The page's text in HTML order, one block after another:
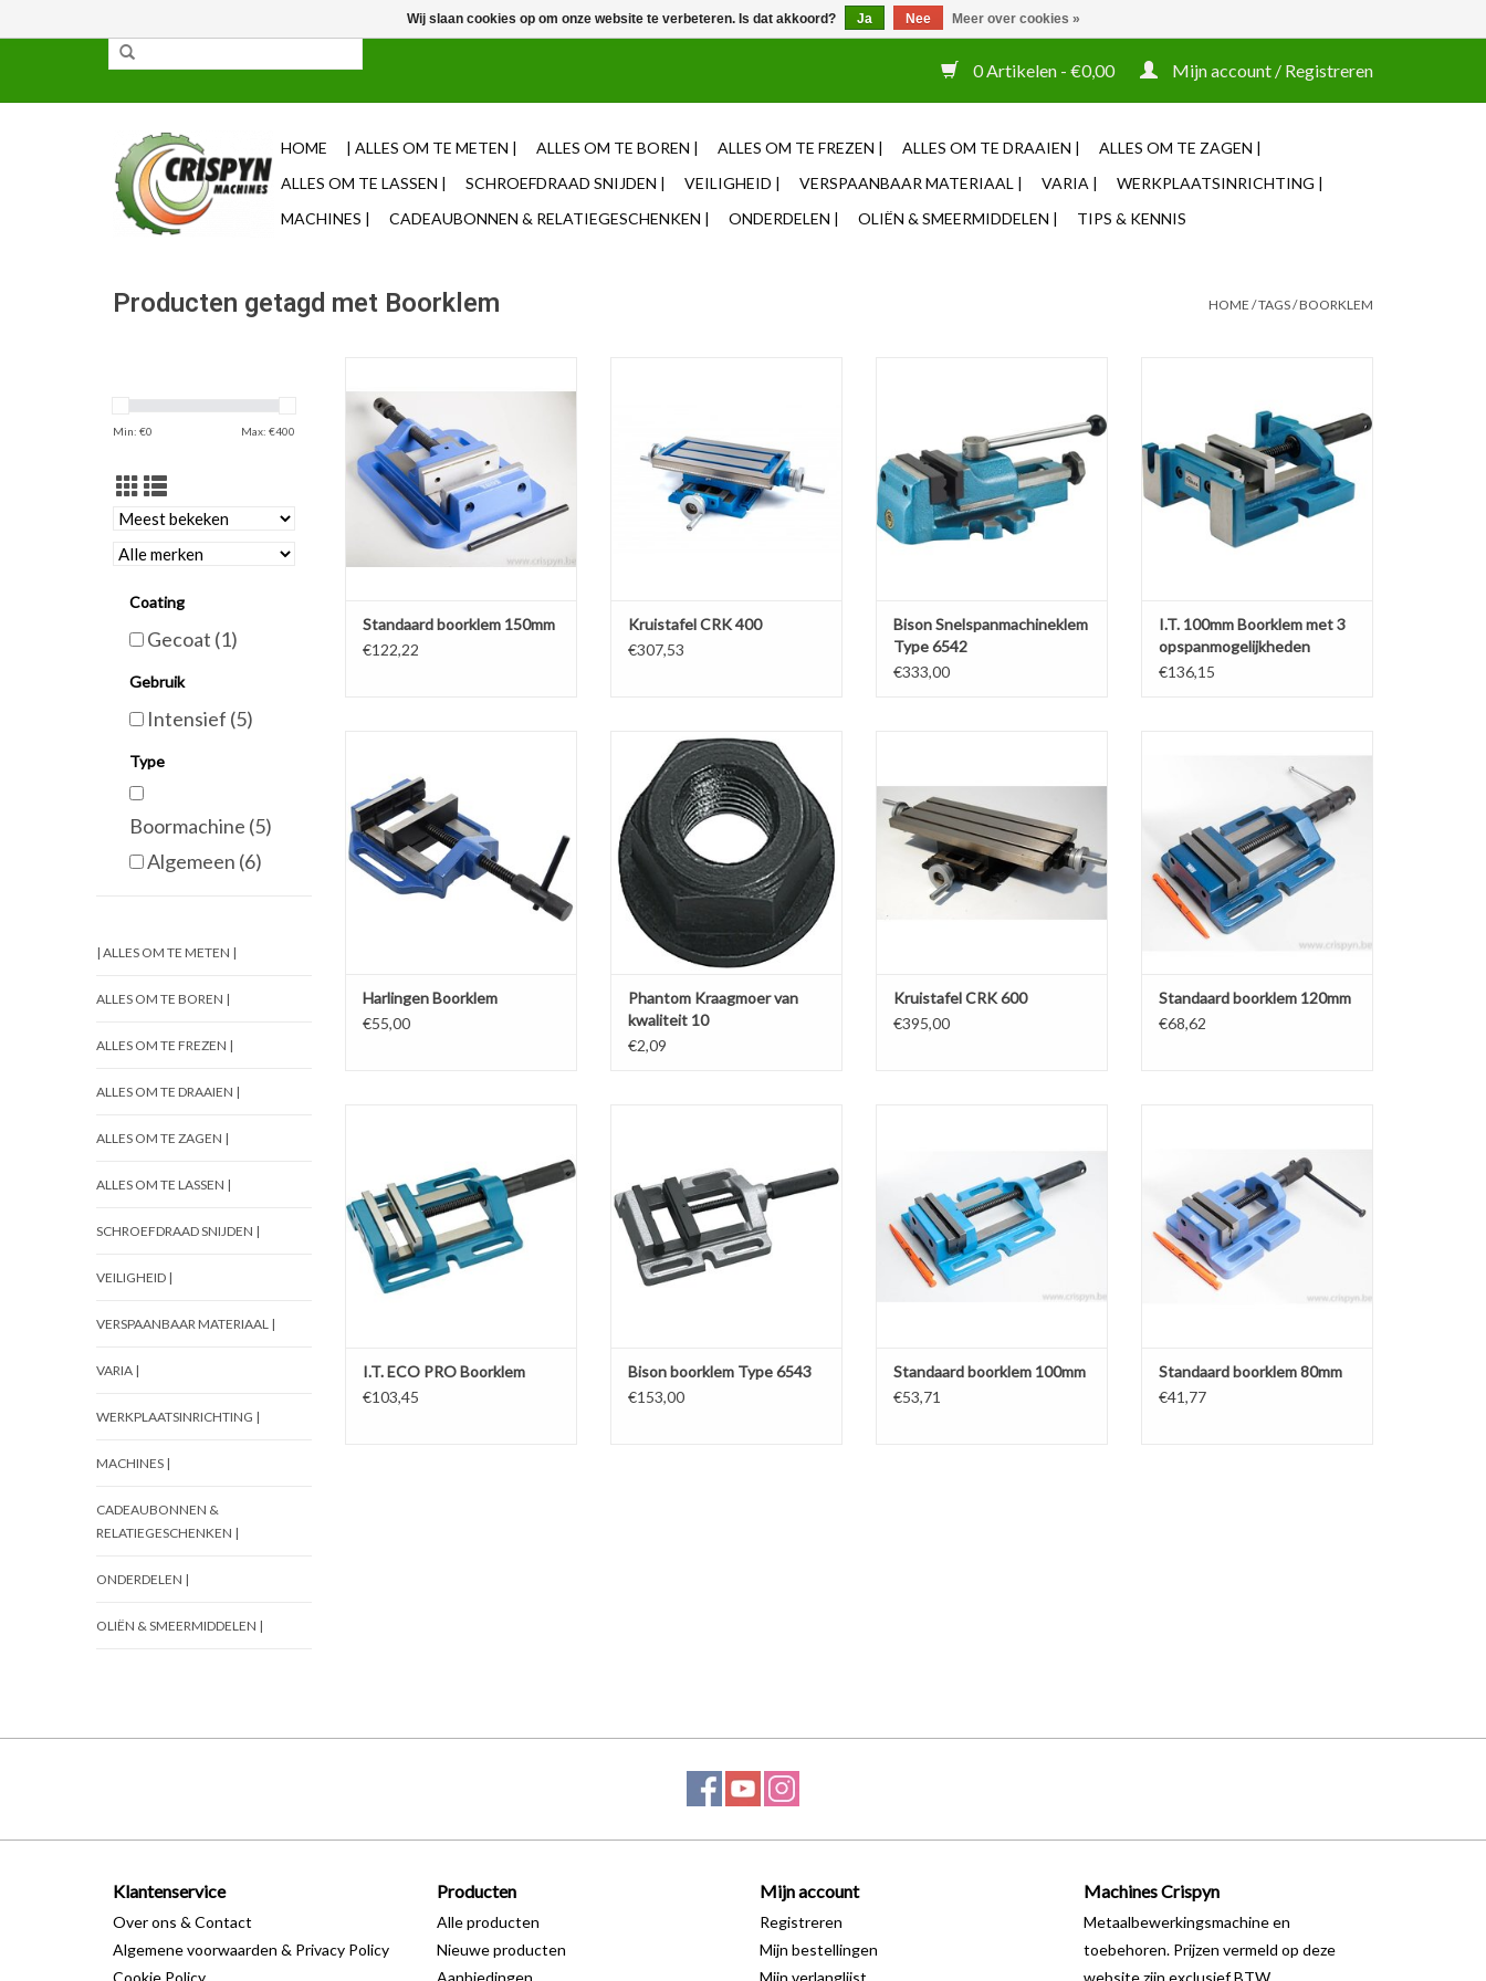
0 Artikelen - €0,00 Mijn account / Registreren
HOME | ALLES OM TE METEN | ALLES OM TE BOREN | ALLES OM TE FREZEN | ALLES OM TE DRAAIEN |
ALLES OM TE ZAGEN |
ALLES OM TE LASSEN |
SCHROEFDRAAD SNIJDEN | VEILIGHEID | VERSPAANBAAR MATERIAAL | VARIA |
WERKPLAATSINRICHTING |
MACHINES |
CADEAUBONNEN & RELATIEGESCHENKEN | ONDERDELEN | OLIËN & SMEERMIDDELEN | TIPS & KENNIS
Producten getagd met Boorklem HOME /TAGS/BOORKLEM
Min: €0 Max: €400
Coating
Gecoat (1)
Gebruik
Intensief (5)
Type
Boormachine (5)
Algemeen (6)
| ALLES OM TE METEN |
ALLES OM TE BOREN |
ALLES OM TE FREZEN |
ALLES OM TE DRAAIEN |
ALLES OM TE ZAGEN |
ALLES OM TE LASSEN |
SCHROEFDRAAD SNIJDEN |
VEILIGHEID |
VERSPAANBAAR MATERIAAL |
VARIA |
WERKPLAATSINRICHTING |
MACHINES |
CADEAUBONNEN &
RELATIEGESCHENKEN |
ONDERDELEN |
OLIËN & SMEERMIDDELEN |
TOEVOEGEN AAN WINKELWAGEN
Standaard boorklem 150mm
€122,22
Kruistafel CRK 400
€307,53
geleidingen, geslepen onderkant.
Kies uw grootte.
TOEVOEGEN AAN WINKELWAGEN
Bison Snelspanmachineklem
Type 6542
€333,00
Vlakke en getrapte vaste- en
bewegende bek, geslepen
geleidingen, geslepen onderkant
en zijkant.
TOEVOEGEN AAN WINKELWAGEN
I.T. 100mm Boorklem met 3
opspanmogelijkheden
€136,15
Kies uw gewenste grootte.
TOEVOEGEN AAN WINKELWAGEN
Harlingen Boorklem
€55,00
Phantom Kraagmoer van kwaliteit
10, volgens DIN 6331, uit veredeld
staal.
Kies uw gewenste maatvoering.
TOEVOEGEN AAN WINKELWAGEN
Phantom Kraagmoer van
kwaliteit 10
€2,09
Kruistafel CRK 600
€395,00
TOEVOEGEN AAN WINKELWAGEN
Standaard boorklem 120mm
€68,62
geleidingen, geslepen onderkant.
Kies uw grootte.
TOEVOEGEN AAN WINKELWAGEN
I.T. ECO PRO Boorklem
€103,45
Kies uw gewenste grootte.
TOEVOEGEN AAN WINKELWAGEN
Bison boorklem Type 6543
€153,00
Standaard boorklem 100mm
€53,71
Standaard boorklem 80mm
€41,77
Klantenservice
Over ons & Contact
Algemene voorwaarden & Privacy Policy
Cookie Policy
Producten
Alle producten
Nieuwe producten
Aanbiedingen
Mijn account
Registreren
Mijn bestellingen
Mijn verlanglijst
Machines Crispyn
Metaalbewerkingsmachine en
toebehoren. Prijzen vermeld op deze
website zijn exclusief BTW
Wij slaan cookies op om onze website te verbeteren. Is dat akkoord? Ja Nee Meer over cookies »
✓ 85% uit voorraad leverbaar ✓ Op werkdagen voor 12u besteld, zelfde dag verzonden ✓ Eigen adviseurs ✓ Naast tooling ook machines Zakelijke login mogelijk